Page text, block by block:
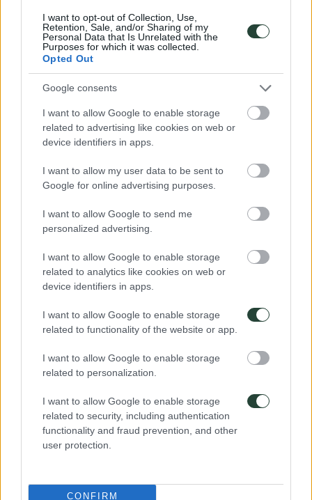
I want to opt-out of Collection, Use,
Retention, Sale, and/or Sharing of my
Personal Data that Is Unrelated with the
Purposes for which it was collected.
Opted Out
Google consents
I want to allow Google to enable storage
related to advertising like cookies on web or
device identifiers in apps.
I want to allow my user data to be sent to
Google for online advertising purposes.
I want to allow Google to send me
personalized advertising.
I want to allow Google to enable storage
related to analytics like cookies on web or
device identifiers in apps.
I want to allow Google to enable storage
related to functionality of the website or app.
I want to allow Google to enable storage
related to personalization.
I want to allow Google to enable storage
related to security, including authentication
functionality and fraud prevention, and other
user protection.
CONFIRM
probar: harissa (sopa), dolmas (hojas de parra con arroz), bastermá
con huevo, eltípico donner, kefte, ktchoutch... Y en Georgia hay qué
probar su vino y sus quesos y platos como eljachapauri (relleno de
queso, carne, huevo y especias).
Lecturas y películas recomendadas
Os recomendamos las siguientes lecturas:
- Armenia with Nagorno Karabakh
- Cuentos y leyendas de Armenia
- el árbol armenio
- Un buen lugar para morir. Historias del Cáucaso.
- el libro de los susurros de Varujan Vosganian
Diferencia Horaria
Para saber la hora en Georgia y Armenia tendrás qué añadir 4 horas
a la hora española. Esta hora puede variar por el horario
verano/invierno.
Seguridad
viaje, para guardar su pasaporte, boletos de avión, cheques de viaje,
efectivo y otros artículos valiosos. Deja tus objetos valiosos en casa,
equipaje. Georgia es un país seguro.
Puedes ver información del gobierno de España sobre este país en
elsiguiente enlace (clic)
28014 Madrid